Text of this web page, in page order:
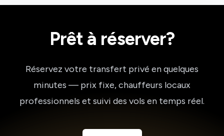
Prêt à réserver?
Réservez votre transfert privé en quelques
minutes — prix fixe, chauffeurs locaux
professionnels et suivi des vols en temps réel.